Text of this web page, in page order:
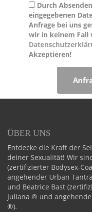
Durch
eingegebenen
Anfrage bei uns
wir in keinem Fall
Akzeptieren!
ÜBER UNS
Entdecke die Kraft der
deiner Sexualität! Wir
(zertifizierter Bodysex-
angehender Urban
und Beatrice Bast
Juliana ® und
®).